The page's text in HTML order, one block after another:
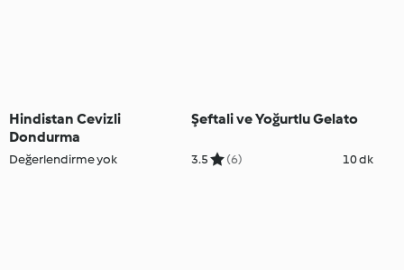
Hindistan Cevizli
Dondurma
Değerlendirme yok
Şeftali ve Yoğurtlu Gelato
3.5 (6) 10 dk